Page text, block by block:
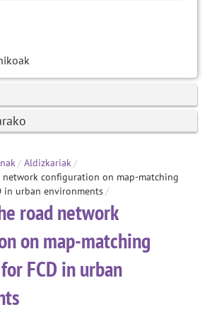
/ Aldizkariak/
configuration on map-matching
in urban environments/
road network
on map-matching
FCD in urban